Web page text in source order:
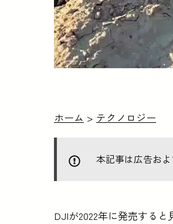
ホーム > テクノロジー
本記事は広告お
DJIが2022年に発売する